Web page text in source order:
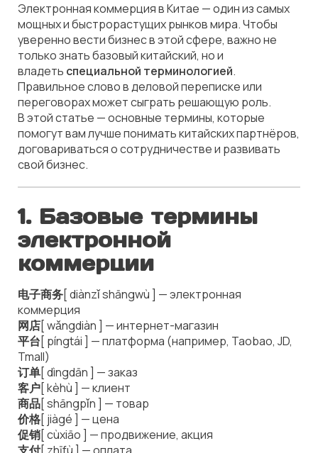
Электронная коммерция в Китае — один из самых
мощных и быстрорастущих рынков мира. Чтобы
уверенно вести бизнес в этой сфере, важно не
только знать базовый китайский, но и
владеть специальной терминологией.
Правильное слово в деловой переписке или
переговорах может сыграть решающую роль.
В этой статье — основные термины, которые
помогут вам лучше понимать китайских партнёров,
договариваться о сотрудничестве и развивать
свой бизнес.
1. Базовые термины
электронной
коммерции
电子商务[ diànzǐ shāngwù ] — электронная
коммерция
网店[ wǎngdiàn ] — интернет-магазин
平台[ píngtái ] — платформа (например, Taobao, JD,
Tmall)
订单[ dìngdān ] — заказ
客户[ kèhù ] — клиент
商品[ shāngpǐn ] — товар
价格[ jiàgé ] — цена
促销[ cùxiāo ] — продвижение, акция